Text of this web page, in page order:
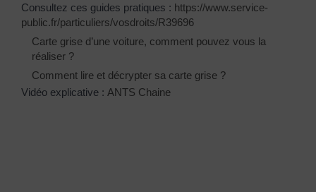
Consultez ces guides pratiques : https://www.service-
public.fr/particuliers/vosdroits/R39696
Carte grise d’une voiture, comment pouvez vous la
réaliser ?
Comment lire et décrypter sa carte grise ?
Vidéo explicative : ANTS Chaine